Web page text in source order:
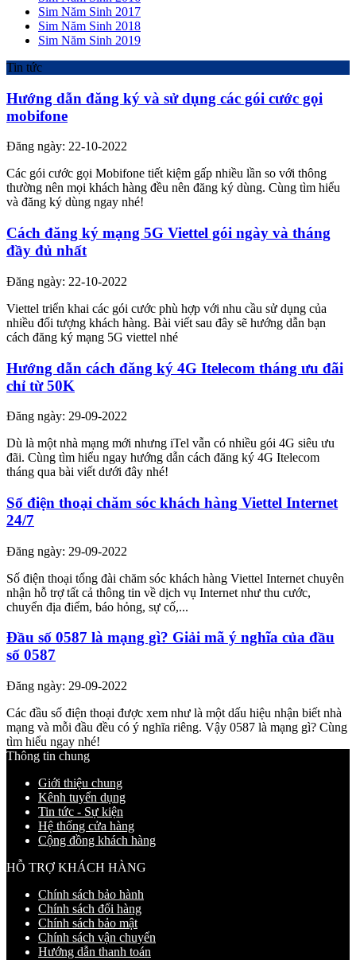
Sim Năm Sinh 2017
Sim Năm Sinh 2018
Sim Năm Sinh 2019
Tin tức
Hướng dẫn đăng ký và sử dụng các gói cước gọi
mobifone
Đăng ngày: 22-10-2022
Các gói cước gọi Mobifone tiết kiệm gấp nhiều lần so với thông
thường nên mọi khách hàng đều nên đăng ký dùng. Cùng tìm hiểu
và đăng ký dùng ngay nhé!
Cách đăng ký mạng 5G Viettel gói ngày và tháng
đầy đủ nhất
Đăng ngày: 22-10-2022
Viettel triển khai các gói cước phù hợp với nhu cầu sử dụng của
nhiều đối tượng khách hàng. Bài viết sau đây sẽ hướng dẫn bạn
cách đăng ký mạng 5G viettel nhé
Hướng dẫn cách đăng ký 4G Itelecom tháng ưu đãi
chỉ từ 50K
Đăng ngày: 29-09-2022
Dù là một nhà mạng mới nhưng iTel vẫn có nhiều gói 4G siêu ưu
đãi. Cùng tìm hiểu ngay hướng dẫn cách đăng ký 4G Itelecom
tháng qua bài viết dưới đây nhé!
Số điện thoại chăm sóc khách hàng Viettel Internet
24/7
Đăng ngày: 29-09-2022
Số điện thoại tổng đài chăm sóc khách hàng Viettel Internet chuyên
nhận hỗ trợ tất cả thông tin về dịch vụ Internet như thu cước,
chuyển địa điểm, báo hỏng, sự cố,...
Đầu số 0587 là mạng gì? Giải mã ý nghĩa của đầu
số 0587
Đăng ngày: 29-09-2022
Các đầu số điện thoại được xem như là một dấu hiệu nhận biết nhà
mạng và mỗi đầu đều có ý nghĩa riêng. Vậy 0587 là mạng gì? Cùng
tìm hiểu ngay nhé!
Thông tin chung
Giới thiệu chung
Kênh tuyển dụng
Tin tức - Sự kiện
Hệ thống cửa hàng
Cộng đồng khách hàng
HỖ TRỢ KHÁCH HÀNG
Chính sách bảo hành
Chính sách đổi hàng
Chính sách bảo mật
Chính sách vận chuyển
Hướng dẫn thanh toán